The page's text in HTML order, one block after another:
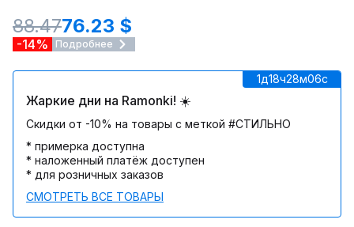
88.4776.23 $
-14% Подробнее
1д18ч28м06c
Жаркие дни на Ramonki! ☀️
Скидки от -10% на товары с меткой #СТИЛЬНО
* примерка доступна
* наложенный платёж доступен
* для розничных заказов
СМОТРЕТЬ ВСЕ ТОВАРЫ